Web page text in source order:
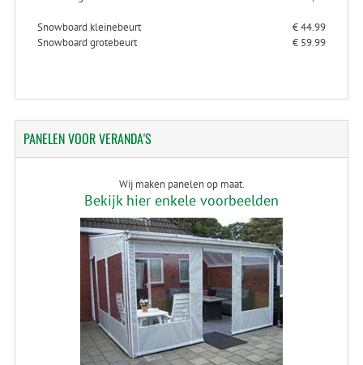
Snowboard kleinebeurt
€ 44.99
Snowboard grotebeurt
€ 59.99
PANELENVOOR VERANDA'S
Wij maken panelen op maat.
Bekijk hier enkele voorbeelden